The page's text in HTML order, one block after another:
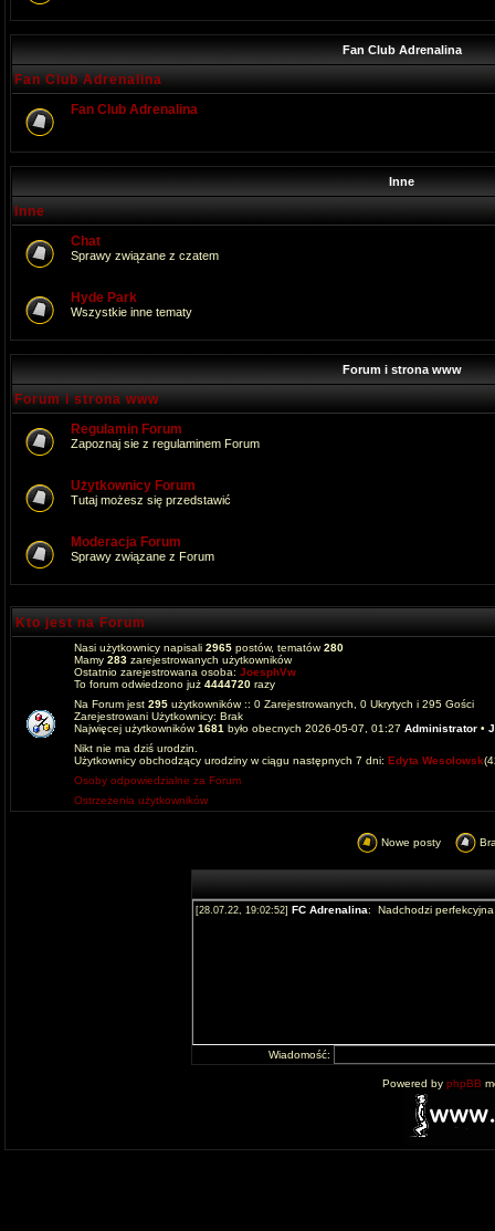
Fan Club Adrenalina
Fan Club Adrenalina
Fan Club Adrenalina
Inne
Inne
Chat
Sprawy związane z czatem
Hyde Park
Wszystkie inne tematy
Forum i strona www
Forum i strona www
Regulamin Forum
Zapoznaj sie z regulaminem Forum
Użytkownicy Forum
Tutaj możesz się przedstawić
Moderacja Forum
Sprawy związane z Forum
Kto jest na Forum
Nasi użytkownicy napisali 2965 postów, tematów280
Mamy 283 zarejestrowanych użytkowników
Ostatnio zarejestrowana osoba: JoesphVw
To forum odwiedzono już 4444720 razy
Na Forum jest 295 użytkowników :: 0 Zarejestrowanych, 0 Ukrytych i 295 Gości
Zarejestrowani Użytkownicy: Brak
Najwięcej użytkowników1681 było obecnych 2026-05-07, 01:27 Administrator •
Nikt nie ma dziś urodzin.
Użytkownicy obchodzący urodziny w ciągu następnych 7 dni: Edyta Wesolowsk
Osoby odpowiedzialne za Forum
Ostrzeżenia użytkowników
Nowe posty
Wiadomość:
Powered by phpBB